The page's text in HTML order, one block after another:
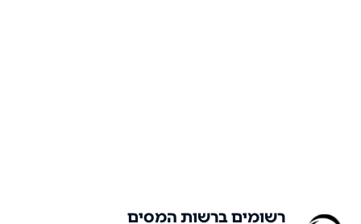
רשומים ברשות המסים